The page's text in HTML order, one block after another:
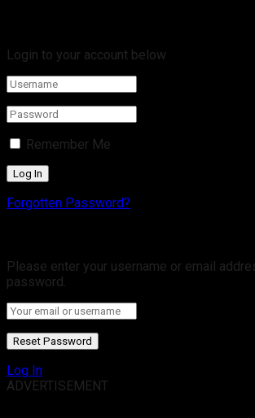
Login to your account below
Remember Me
Forgotten Password?
Please enter your username or email
password.
Log In
ADVERTISEMENT